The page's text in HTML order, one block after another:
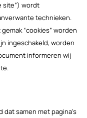
site”) wordt
technieken.
“cookies” worden
ingeschakeld, worden
informeren wij
samen met pagina’s